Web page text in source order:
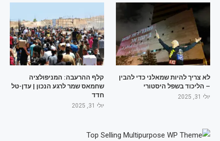
לא צריך להיות שמאלני כדי להבין
– הליכוד בשפל היסטורי
יולי 31, 2025
קלף ההרעבה: המניפולציה
שחמאס שמר לרגע הנכון | עדן-טל
חדד
יולי 31, 2025